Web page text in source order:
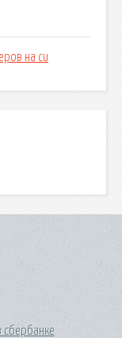
на си
сбербанке